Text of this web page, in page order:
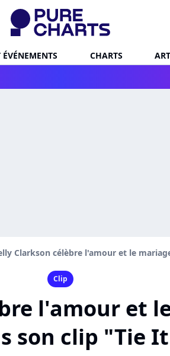
ÉVÉNEMENTS CHARTS
Clarkson célèbre l'amour et le
Clip
l'amour et
son clip "Tie